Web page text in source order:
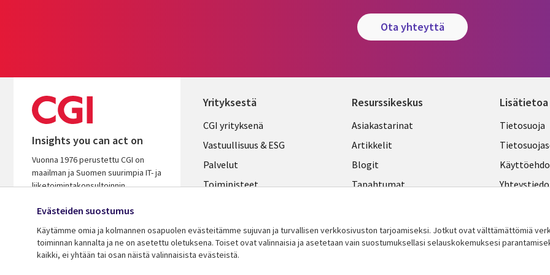
ota yhteyttä
Insights you can act on
Vuonna 1976 perustettu CGI on
maailman ja Suomen suurimpia IT- ja
liiketoimintakonsultoinnin
osaavana kumppanina autamme
menestyksen.
Yrityksestä
Useful
links
FINLAND
CGI yrityksenä
Vastuullisuus & ESG
Palvelut
Toimipisteet
Ura CGI:llä
Resurssikeskus
Library
Links
FINLAND
Asiakastarinat
Artikkelit
Blogit
Tapahtumat
Katso lisää
Lisätietoa
Legal
Tietosuoja
Evästeiden suostumus
Käytämme omia ja kolmannen osapuolen evästeitämme sujuvan ja turvallisen verkkosivuston tarjoamiseksi. Jotkut ovat välttämättömiä
toiminnan kannalta ja ne on asetettu oletuksena. Toiset ovat valinnaisia ​​ja asetetaan vain suostumuksellasi selauskokemuksesi
kaikki, ei yhtään tai osan näistä valinnaisista evästeistä.